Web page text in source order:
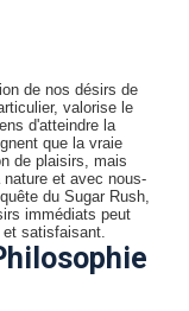
de nos désirs de
valorise le
d'atteindre la
que la vraie
de plaisirs, mais
et avec nous-
du Sugar Rush,
immédiats peut
et satisfaisant.